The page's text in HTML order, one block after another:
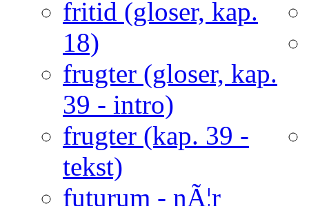
fritid (gloser, kap.
18)
frugter (gloser, kap.
39 - intro)
frugter (kap. 39 -
tekst)
futurum - nÃ¦r